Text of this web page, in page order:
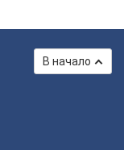
В начало